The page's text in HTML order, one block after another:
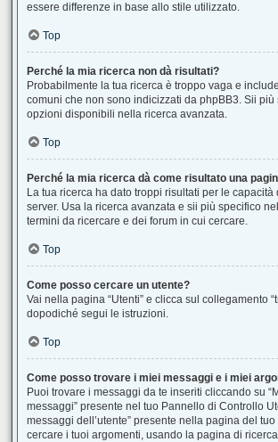
essere differenze in base allo stile utilizzato.
Top
Perché la mia ricerca non dà risultati?
Probabilmente la tua ricerca è troppo vaga e
comuni che non sono indicizzati da phpBB3. Sii più
opzioni disponibili nella ricerca avanzata.
Top
Perché la mia ricerca dà come risultato una
La tua ricerca ha dato troppi risultati per le capacità
server. Usa la ricerca avanzata e sii più specifico
termini da ricercare e dei forum in cui cercare.
Top
Come posso cercare un utente?
Vai nella pagina “Utenti” e clicca sul collegamento
dopodiché segui le istruzioni.
Top
Come posso trovare i miei messaggi e i miei
Puoi trovare i messaggi da te inseriti cliccando su
messaggi” presente nel tuo Pannello di Controllo
messaggi dell’utente” presente nella pagina del
cercare i tuoi argomenti, usando la pagina di